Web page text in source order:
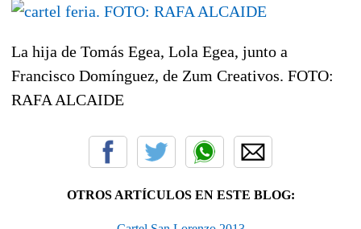
La hija de Tomás Egea, Lola Egea, junto a
Francisco Domínguez, de Zum Creativos. FOTO:
RAFA ALCAIDE
OTROS ARTÍCULOS EN ESTE BLOG: